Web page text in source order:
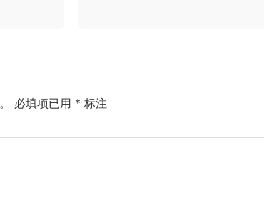
必填项已用 * 标注